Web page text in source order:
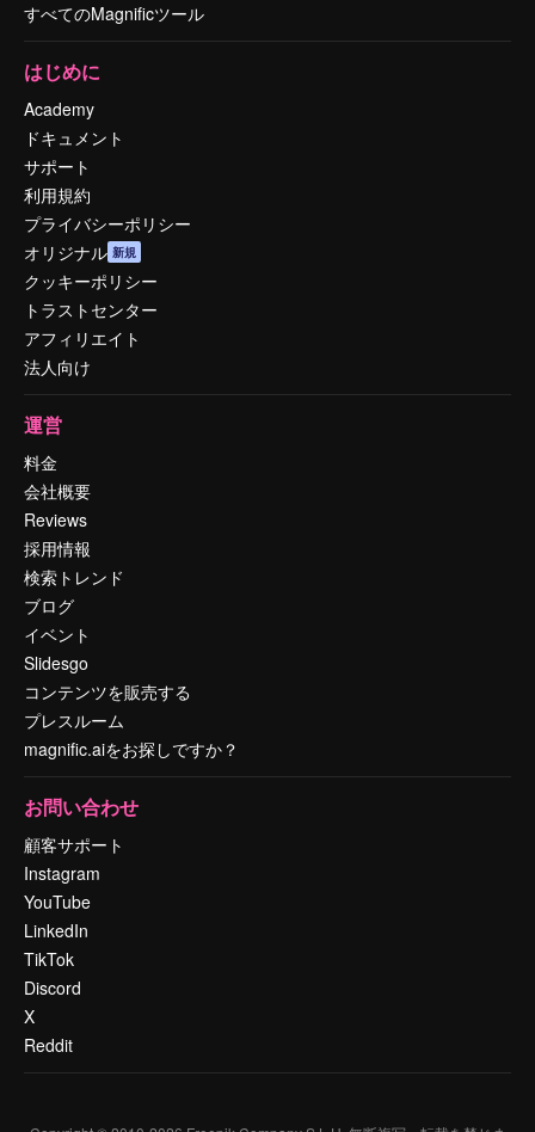
すべてのMagnificツール
はじめに
Academy
ドキュメント
サポート
利用規約
プライバシーポリシー
オリジナル 新規
クッキーポリシー
トラストセンター
アフィリエイト
法人向け
運営
料金
会社概要
Reviews
採用情報
検索トレンド
ブログ
イベント
Slidesgo
コンテンツを販売する
プレスルーム
magnific.aiをお探しですか？
お問い合わせ
顧客サポート
Instagram
YouTube
LinkedIn
TikTok
Discord
X
Reddit